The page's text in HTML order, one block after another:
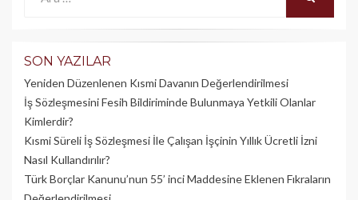
SON YAZILAR
Yeniden Düzenlenen Kısmi Davanın Değerlendirilmesi
İş Sözleşmesini Fesih Bildiriminde Bulunmaya Yetkili Olanlar
Kimlerdir?
Kısmi Süreli İş Sözleşmesi İle Çalışan İşçinin Yıllık Üc­retli İzni
Nasıl Kullandırılır?
Türk Borçlar Kanunu’nun 55’ inci Maddesine Eklenen Fıkraların